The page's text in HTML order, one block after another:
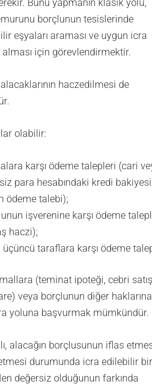
Bunu yapmanın klasik yolu,
borçlunun tesislerinde
eşyaları araması ve uygun icra
için görevlendirmektir.
haczedilmesi de
olabilir:
karşı ödeme talepleri (cari
para hesabındaki kredi
ödeme talebi);
işverenine karşı ödeme
haczi);
üçüncü taraflara karşı ödeme
(teminat ipoteği, cebri satış
veya borçlunun diğer haklarına
yoluna başvurmak mümkündür.
alacağın borçlusunun iflas
durumunda icra edilebilir bir
değersiz olduğunun farkında